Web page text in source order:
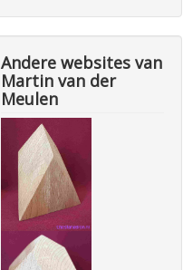
Andere websites van
Martin van der
Meulen